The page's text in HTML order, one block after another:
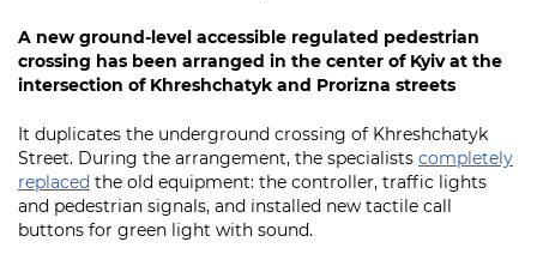
A new ground-level accessible regulated pedestrian
crossing has been arranged in the center of Kyiv at the
intersection of Khreshchatyk and Prorizna streets
It duplicates the underground crossing of Khreshchatyk
Street. During the arrangement, the specialists completely
replaced the old equipment: the controller, traffic lights
and pedestrian signals, and installed new tactile call
buttons for green light with sound.